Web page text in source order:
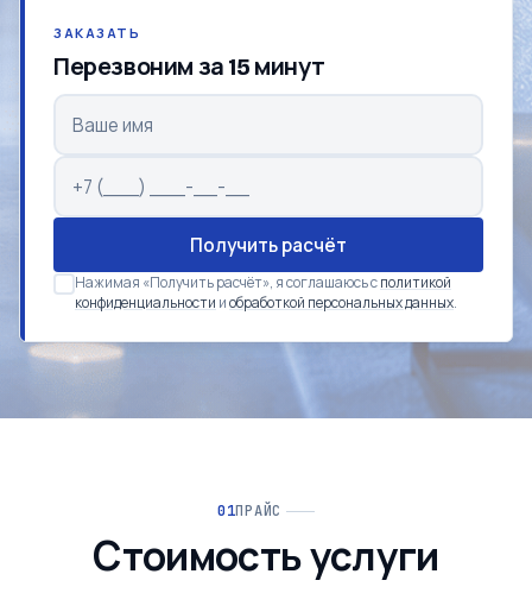
ЗАКАЗАТЬ
Перезвоним за 15 минут
Получить расчёт
Нажимая «Получить расчёт», я соглашаюсь сполитикой
конфиденциальности иобработкой персональных данных.
ПРАЙС
Стоимость услуги